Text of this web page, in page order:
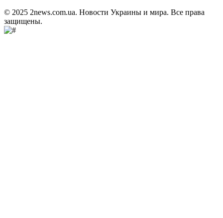
© 2025 2news.com.ua. Новости Украины и мира. Все права
защищены.